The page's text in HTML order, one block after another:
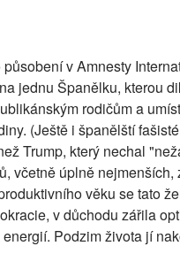
v Amnesty
jednu Španělku, kterou
rodičům a
(Ještě i španělští
Trump, který nechal
včetně úplně nejmenších,
věku se tato
v důchodu zářila
Podzim života jí